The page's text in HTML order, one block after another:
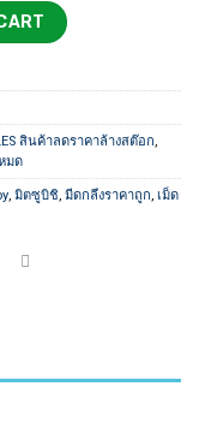
quantity
สินค้าลดราคาล้างสต๊อก,
มด
,มิตซูบิชิ,มีดกลึงราคาถูก, เม็ด